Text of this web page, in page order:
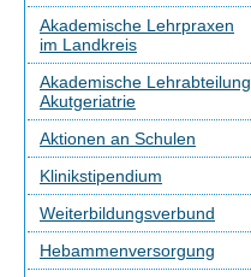
Akademische Lehrpraxen
im Landkreis
Akademische Lehrabteilung
Akutgeriatrie
Aktionen an Schulen
Klinikstipendium
Weiterbildungsverbund
Hebammenversorgung